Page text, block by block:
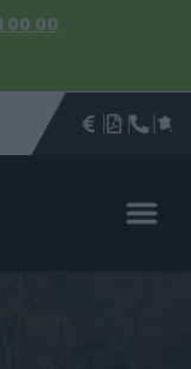
00 00
DEVISÊTRE